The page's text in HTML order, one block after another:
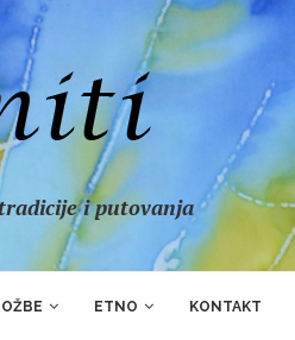
i putovanja
ETNO KONTAKT